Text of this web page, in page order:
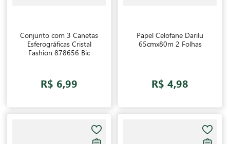
Conjunto com 3 Canetas
Esferográficas Cristal
Fashion 878656 Bic
R$ 6,99
Papel Celofane Darilu
65cmx80m 2 Folhas
R$ 4,98